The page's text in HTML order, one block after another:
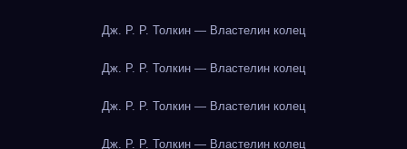
Дж. Р. Р. Толкин — Властелин колец
Дж. Р. Р. Толкин — Властелин колец
Дж. Р. Р. Толкин — Властелин колец
Дж. Р. Р. Толкин — Властелин колец